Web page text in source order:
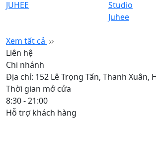
JUHEE
Studio
Juhee
Xem tất cả
Liên hệ
Chi nhánh
Địa chỉ: 152 Lê Trọng Tấn, Thanh Xuân,
Thời gian mở cửa
8:30 - 21:00
Hỗ trợ khách hàng